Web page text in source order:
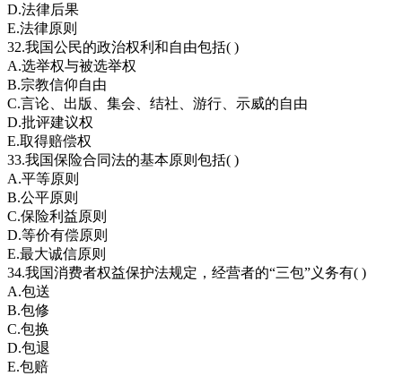
D.法律后果
E.法律原则
32.我国公民的政治权利和自由包括( )
A.选举权与被选举权
B.宗教信仰自由
C.言论、出版、集会、结社、游行、示威的自由
D.批评建议权
E.取得赔偿权
33.我国保险合同法的基本原则包括( )
A.平等原则
B.公平原则
C.保险利益原则
D.等价有偿原则
E.最大诚信原则
34.我国消费者权益保护法规定，经营者的“三包”义务有( )
A.包送
B.包修
C.包换
D.包退
E.包赔